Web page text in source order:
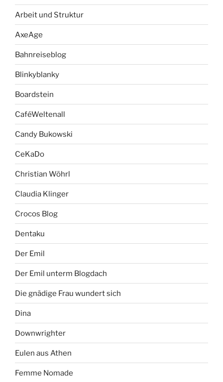
Arbeit und Struktur
AxeAge
Bahnreiseblog
Blinkyblanky
Boardstein
CaféWeltenall
Candy Bukowski
CeKaDo
Christian Wöhrl
Claudia Klinger
Crocos Blog
Dentaku
Der Emil
Der Emil unterm Blogdach
Die gnädige Frau wundert sich
Dina
Downwrighter
Eulen aus Athen
Femme Nomade